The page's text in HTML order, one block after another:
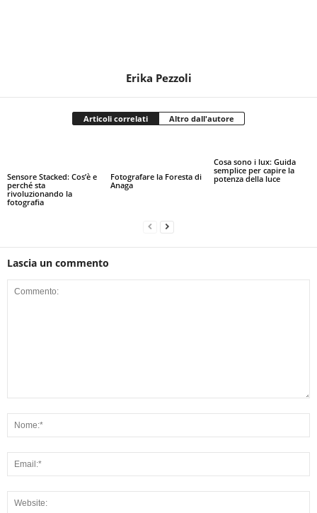
Erika Pezzoli
Articoli correlati Altro dall'autore
Sensore Stacked: Cos’è e
perché sta
rivoluzionando la
fotografia
Fotografare la Foresta di
Anaga
Cosa sono i lux: Guida
semplice per capire la
potenza della luce
Lascia un commento